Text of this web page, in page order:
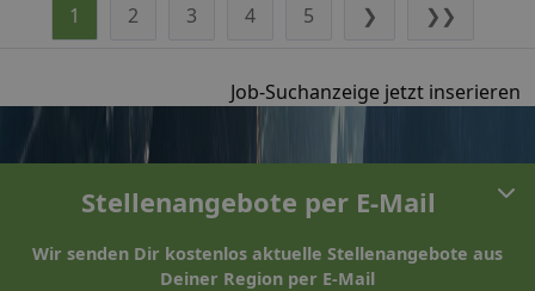
1 2 3 4 5 ❯ ❯❯
Job-Suchanzeige jetzt inserieren
Stellenangebote per E-Mail
Wir senden Dir kostenlos aktuelle Stellenangebote aus
Deiner Region per E-Mail